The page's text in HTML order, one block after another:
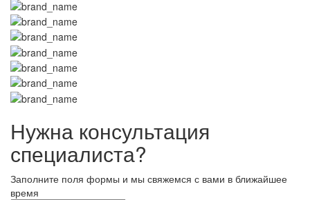
Нужна консультация
специалиста?
Заполните поля формы и мы свяжемся с вами в ближайшее
время